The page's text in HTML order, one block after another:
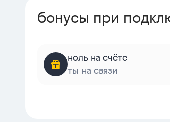
бонусы при
ноль на счёте
ты на связи